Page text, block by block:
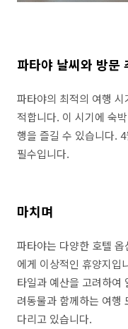
파타야 날씨와 방문
파타야의 최적의 여행
적합니다. 이 시기에 숙
행을 즐길 수 있습니다.
필수입니다.
마치며
파타야는 다양한 호텔
에게 이상적인 휴양지입
타일과 예산을 고려하여
려동물과 함께하는 여행
다리고 있습니다.